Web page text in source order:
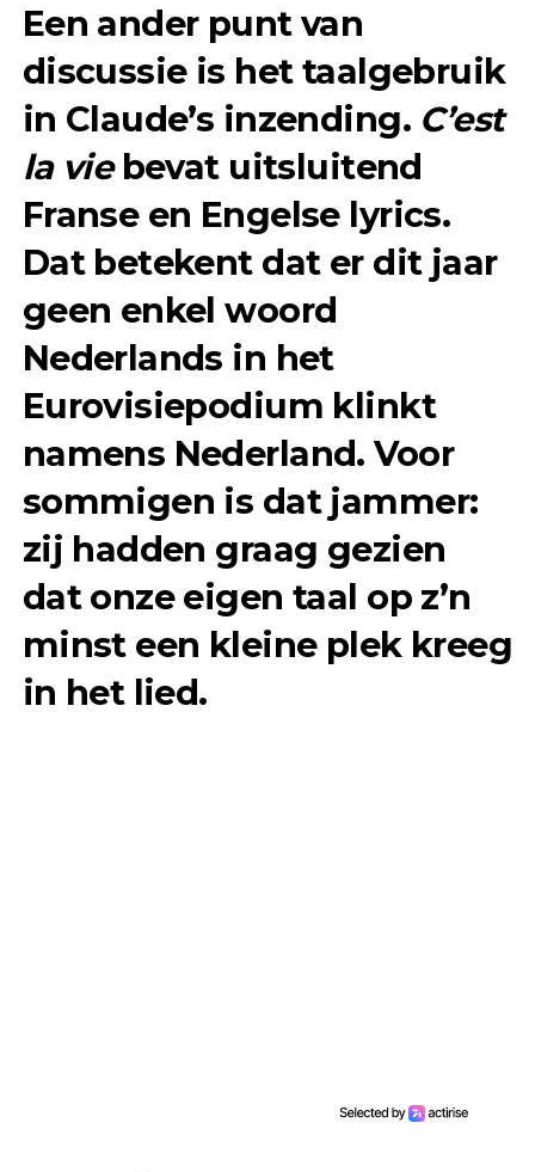
Een ander punt van
discussie is het taalgebruik
in Claude’s inzending. C’est
la viebevat uitsluitend
Franse en Engelse lyrics.
Dat betekent dat er dit jaar
geen enkel woord
Nederlands in het
Eurovisiepodium klinkt
namens Nederland. Voor
sommigen is dat jammer:
zij hadden graag gezien
dat onze eigen taal op z’n
minst een kleine plek kreeg
in het lied.